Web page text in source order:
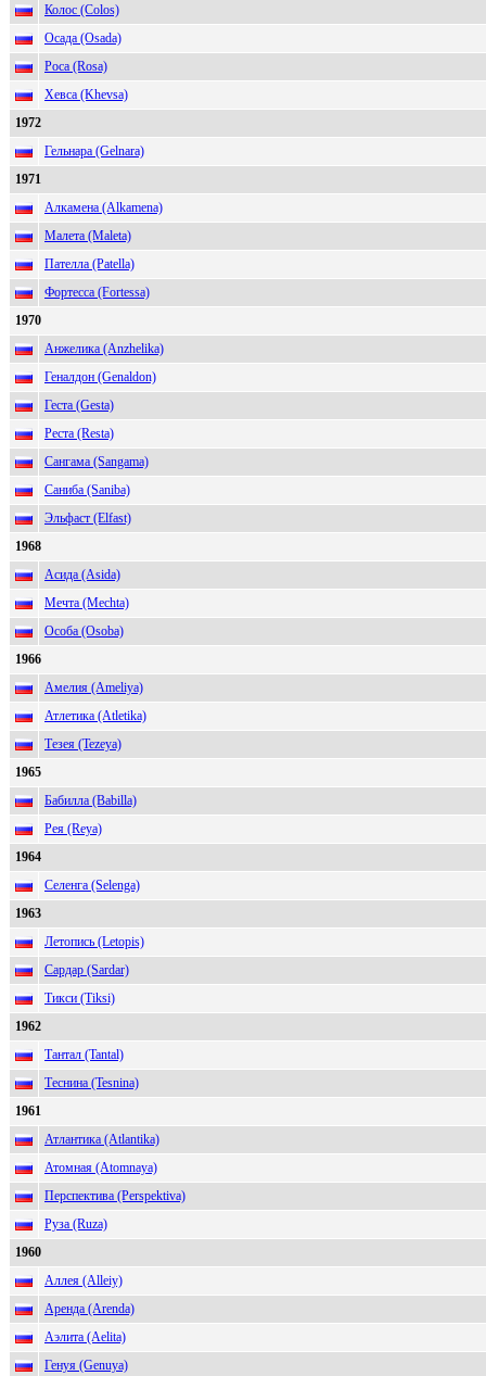
Колос (Colos)
Осада (Osada)
Роса (Rosa)
Хевса (Khevsa)
1972
Гельнара (Gelnara)
1971
Алкамена (Alkamena)
Малета (Maleta)
Пателла (Patella)
Фортесса (Fortessa)
1970
Анжелика (Anzhelika)
Геналдон (Genaldon)
Геста (Gesta)
Реста (Resta)
Сангама (Sangama)
Саниба (Saniba)
Эльфаст (Elfast)
1968
Асида (Asida)
Мечта (Mechta)
Особа (Osoba)
1966
Амелия (Ameliya)
Атлетика (Atletika)
Тезея (Tezeya)
1965
Бабилла (Babilla)
Рея (Reya)
1964
Селенга (Selenga)
1963
Летопись (Letopis)
Сардар (Sardar)
Тикси (Tiksi)
1962
Тантал (Tantal)
Теснина (Tesnina)
1961
Атлантика (Atlantika)
Атомная (Atomnaya)
Перспектива (Perspektiva)
Руза (Ruza)
1960
Аллея (Alleiy)
Аренда (Arenda)
Аэлита (Aelita)
Генуя (Genuya)